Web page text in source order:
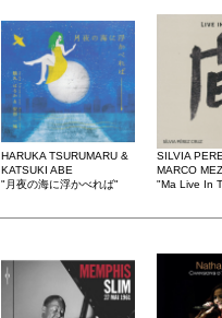
HARUKA TSURUMARU &
KATSUKI ABE
"月夜の海に浮かべれば"
SILVIA
MARCO
"Ma Live In